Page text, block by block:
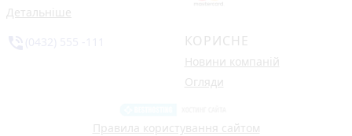
Детальніше
КОРИСНЕ
Новини компаній
Огляди
Правила користування сайтом